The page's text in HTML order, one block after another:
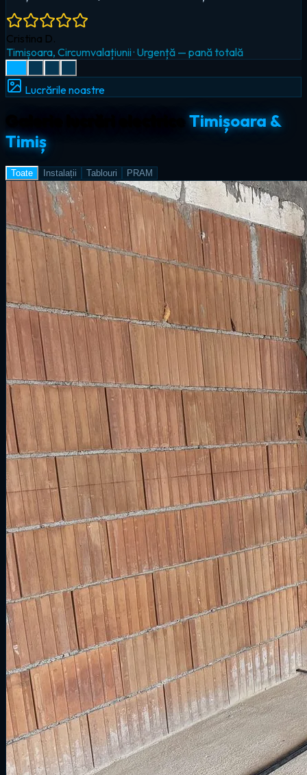
Radu I.
Giroc·Iluminat LED & smart home
Lucrările noastre
Timișoara &
Timiș
Toate Instalații Tablouri PRAM